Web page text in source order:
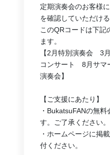
定期演奏会のお客様
を確認していただけ
このQRコードは下記
ます。
【2月特別演奏会　3
コンサート　8月サ
演奏会】
【ご支援にあたり】
・BukatsuFANの無
す。ご了承ください。
・ホームページに掲
付ください。